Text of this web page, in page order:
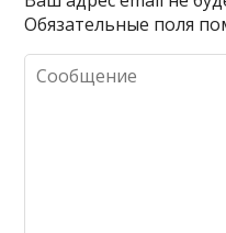
Обязательные поля